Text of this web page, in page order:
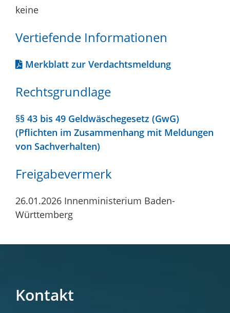
keine
Vertiefende Informationen
Merkblatt zur Verdachtsmeldung
Rechtsgrundlage
§§ 43 bis 49 Geldwäschegesetz (GwG)
(Pflichten im Zusammenhang mit Meldungen
von Sachverhalten)
Freigabevermerk
26.01.2026 Innenministerium Baden-
Württemberg
Kontakt